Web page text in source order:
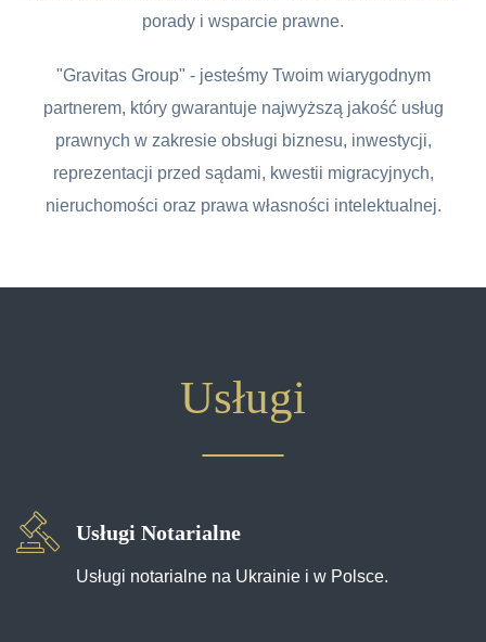
porady i wsparcie prawne.
"Gravitas Group" - jesteśmy Twoim wiarygodnym
partnerem, który gwarantuje najwyższą jakość usług
prawnych w zakresie obsługi biznesu, inwestycji,
reprezentacji przed sądami, kwestii migracyjnych,
nieruchomości oraz prawa własności intelektualnej.
Usługi
Usługi Notarialne
Usługi notarialne na Ukrainie i w Polsce.